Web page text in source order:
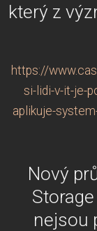
který z
https://
si-lidi-v-it-je-
aplikuje-
Nový
nejsou